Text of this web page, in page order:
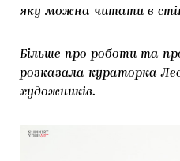
яку можна читати в
Більше про роботи та
розказала кураторка
художників.